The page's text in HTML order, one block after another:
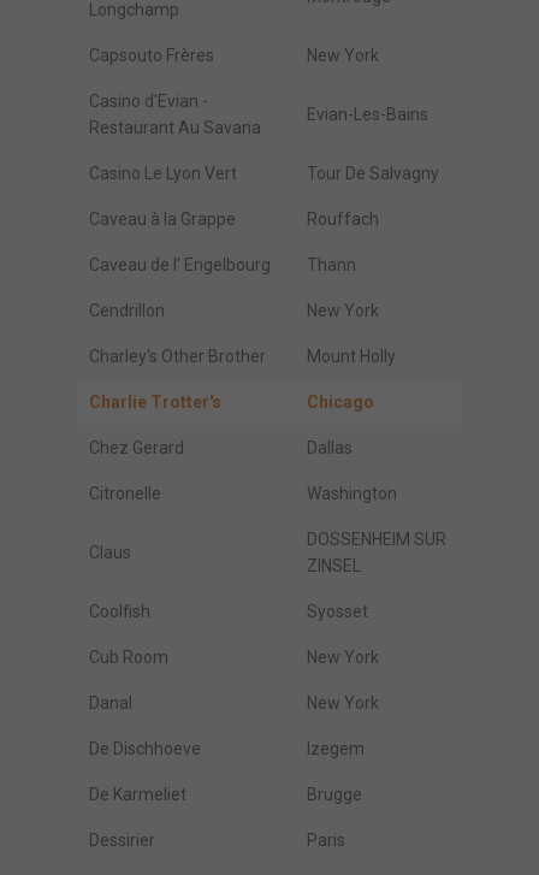
Longchamp
Capsouto Frères New York
Casino d'Evian -
Restaurant Au Savana
Evian-Les-Bains
Casino Le Lyon Vert Tour De Salvagny
Caveau à la Grappe Rouffach
Caveau de l' Engelbourg Thann
Cendrillon New York
Charley's Other Brother Mount Holly
Charlie Trotter's Chicago
Chez Gerard Dallas
Citronelle Washington
Claus
DOSSENHEIM SUR
ZINSEL
Coolfish Syosset
Cub Room New York
Danal New York
De Dischhoeve Izegem
De Karmeliet Brugge
Dessirier Paris